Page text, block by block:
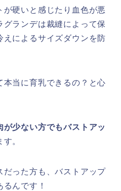
が硬いと感じたり血色が悪
グランデは裁縫によって保
によるサイズダウンを防
当に育乳できるの？と心
が少ない方でもバストアッ
。
だった方も、バストアップ
んです！